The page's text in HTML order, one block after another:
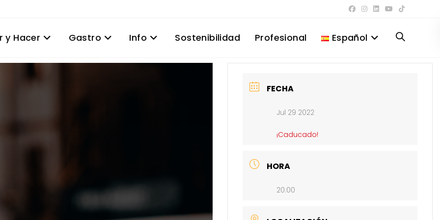
y Hacer Gastro Info Sostenibilidad Profesional Español Alternar
FECHA
Jul 29 2022
¡Caducado!
HORA
20:00